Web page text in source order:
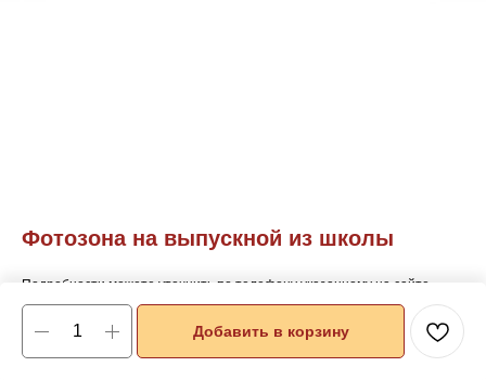
Фотозона на выпускной из школы
Добавить в корзину
Подробности можете уточнить по телефону указанному на сайте